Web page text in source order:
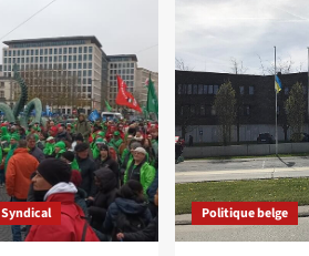
Syndical Politique belge